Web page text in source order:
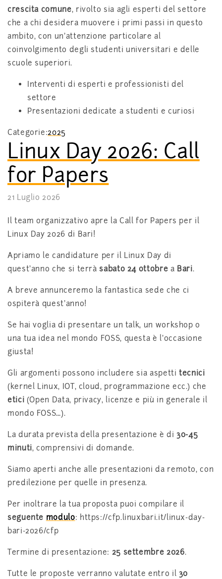
crescita comune, rivolto sia agli esperti del settore
che a chi desidera muovere i primi passi in questo
ambito, con un’attenzione particolare al
coinvolgimento degli studenti universitari e delle
scuole superiori.
Interventi di esperti e professionisti del
settore
Presentazioni dedicate a studenti e curiosi
Categorie:2025
Linux Day 2026: Call
for Papers
21 Luglio 2026
Il team organizzativo apre la Call for Papers per il
Linux Day 2026 di Bari!
Apriamo le candidature per il Linux Day di
quest’anno che si terràsabato 24 ottobre a Bari.
A breve annunceremo la fantastica sede che ci
ospiterà quest’anno!
Se hai voglia di presentare un talk, un workshop o
una tua idea nel mondo FOSS, questa è l’occasione
giusta!
Gli argomenti possono includere sia aspettitecnici
(kernel Linux, IOT, cloud, programmazione ecc.) che
etici (Open Data, privacy, licenze e più in generale il
mondo FOSS…).
La durata prevista della presentazione è di 30-45
minuti, comprensivi di domande.
Siamo aperti anche alle presentazioni da remoto, con
predilezione per quelle in presenza.
Per inoltrare la tua proposta puoi compilare il
seguente modulo: https://cfp.linuxbari.it/linux-day-
bari-2026/cfp
Termine di presentazione: 25 settembre 2026.
Tutte le proposte verranno valutate entro il 30